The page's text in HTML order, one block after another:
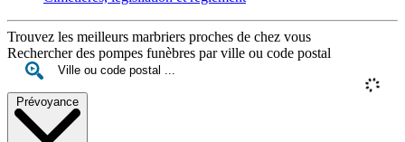
Trouvez les meilleurs marbriers proches de chez vous
Rechercher des pompes funèbres par ville ou code postal
Prévoyance